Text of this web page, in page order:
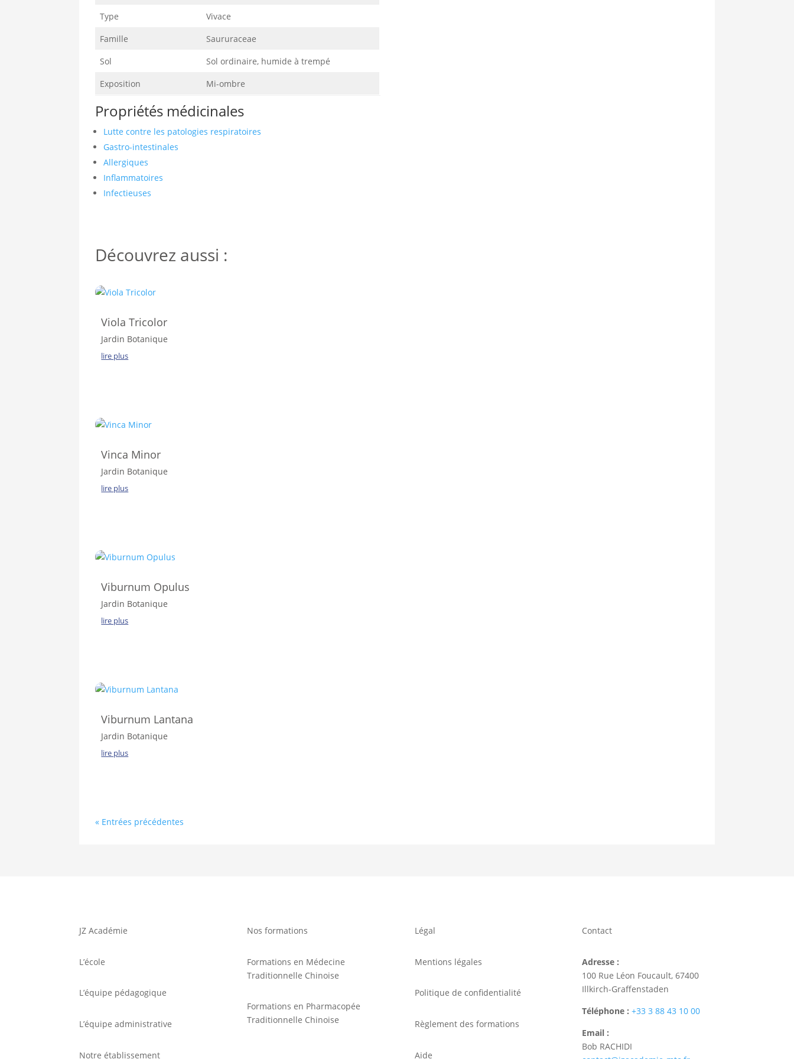
Type
Vivace
Famille
Saururaceae
Sol
Sol ordinaire, humide à trempé
Exposition
Mi-ombre
Propriétés médicinales
Lutte contre les patologies respiratoires
Gastro-intestinales
Allergiques
Inflammatoires
Infectieuses
Découvrez aussi :
Viola Tricolor
Jardin Botanique
lire plus
Vinca Minor
Jardin Botanique
lire plus
Viburnum Opulus
Jardin Botanique
lire plus
Viburnum Lantana
Jardin Botanique
lire plus
« Entrées précédentes
JZ Académie
L’école
L’équipe pédagogique
L’équipe administrative
Notre établissement
Nos formations
Formations en Médecine
Traditionnelle Chinoise
Formations en Pharmacopée
Traditionnelle Chinoise
Légal
Mentions légales
Politique de confidentialité
Règlement des formations
Aide
Contact
Adresse :
100 Rue Léon Foucault, 67400
Illkirch-Graffenstaden
Téléphone : +33 3 88 43 10 00
Email :
Bob RACHIDI